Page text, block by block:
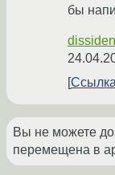
бы
Ссылка
Вы не можете
перемещена в